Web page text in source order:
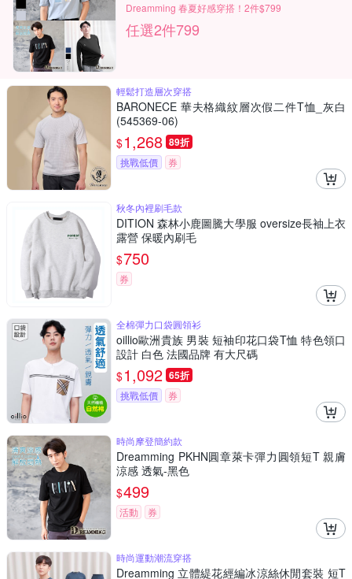
Dreamming 春夏好感穿搭！2件$799
任選2件799
輕鬆打造層次穿搭
BARONECE 華夫格織紋層次假二件T恤_灰白
(545369-06)
$1,268 89折
挑戰低價 券
秋冬內裡刷毛款
DITION 森林小鹿圖騰大學服 oversize長袖上衣
露營 保暖內刷毛
$750
券
全棉彈力口袋圓領衫
oillio歐洲貴族 男裝 短袖印花口袋T恤 特色領口
設計 白色 法國品牌 有大尺碼
$1,092 65折
挑戰低價 券
時尚摩登簡約款
Dreamming PKHN圓章萊卡彈力圓領短T 親膚
涼感 透氣-黑色
$499
活動 券
時尚運動潮流穿搭
Dreamming 立體緹花經編冰涼絲休閒套裝 短T